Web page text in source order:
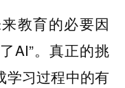
教育的必要因
AI”。真正的挑
学习过程中的有